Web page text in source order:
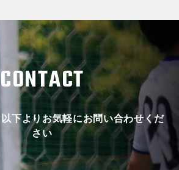
CONTACT
下よりお気軽にお問い合わせくだ
さい